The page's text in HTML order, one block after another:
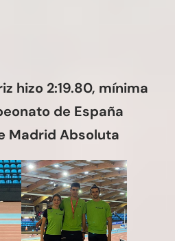
hizo 2:19.80, mínima
de España
Madrid Absoluta